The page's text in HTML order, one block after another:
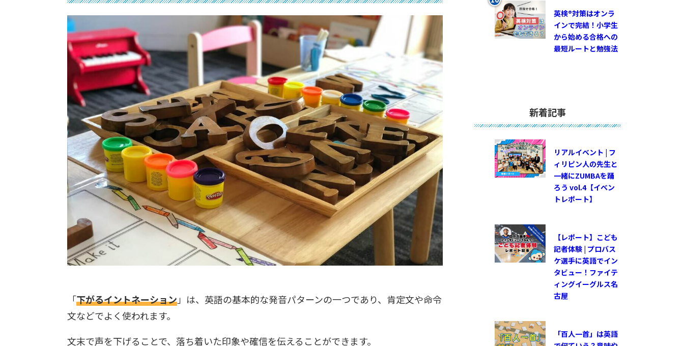
「下がるイントネーション」は、英語の基本的な発音パターンの一つであり、肯定文や命令
文などでよく使われます。
文末で声を下げることで、落ち着いた印象や確信を伝えることができます。
英検®対策はオンラ
インで完結！小学生
から始める合格への
最短ルートと勉強法
新着記事
リアルイベント | フ
ィリピン人の先生と
一緒にZUMBAを踊
ろう vol.4【イベン
トレポート】
【レポート】こども
記者体験 | プロバス
ケ選手に英語でイン
タビュー！ファイテ
ィングイーグルス名
古屋
「百人一首」は英語